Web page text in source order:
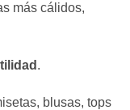
más cálidos,
.
blusas, tops